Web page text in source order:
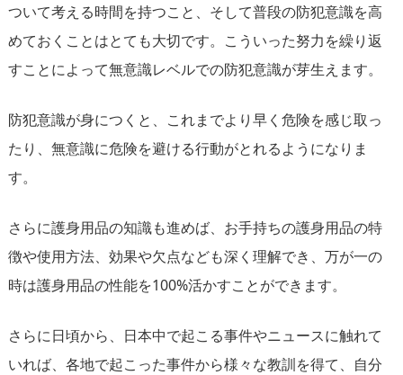
ついて考える時間を持つこと、そして普段の防犯意識を高
めておくことはとても大切です。こういった努力を繰り返
すことによって無意識レベルでの防犯意識が芽生えます。
防犯意識が身につくと、これまでより早く危険を感じ取っ
たり、無意識に危険を避ける行動がとれるようになりま
す。
さらに護身用品の知識も進めば、お手持ちの護身用品の特
徴や使用方法、効果や欠点なども深く理解でき、万が一の
時は護身用品の性能を100%活かすことができます。
さらに日頃から、日本中で起こる事件やニュースに触れて
いれば、各地で起こった事件から様々な教訓を得て、自分